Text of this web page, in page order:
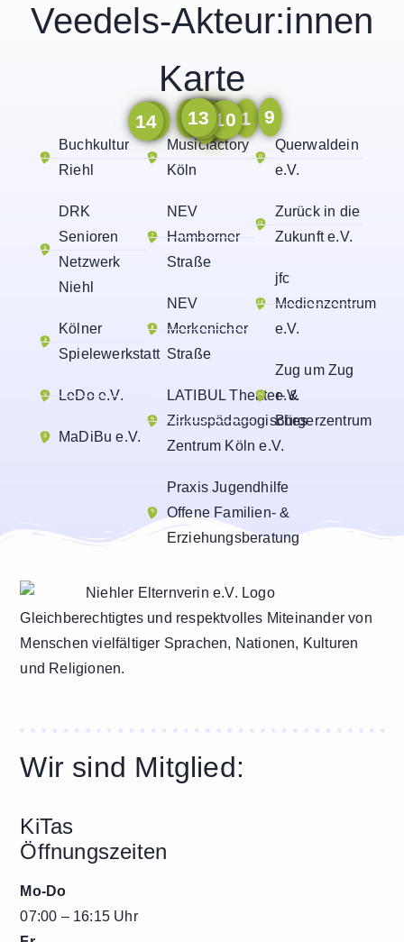
Veedels-Akteur:innen
Karte
1
2
3 4 56
7
8 9
10
11
12 13
14
Buchkultur
Riehl
DRK
Senioren
Netzwerk
Niehl
Kölner
Spielewerkstatt
LeDo e.V.
MaDiBu e.V.
Musicfactory
Köln
NEV
Hamborner
Straße
NEV
Merkenicher
Straße
LATIBUL Theater- &
Zirkuspädagogisches
Zentrum Köln e.V.
Praxis Jugendhilfe
Offene Familien- &
Erziehungsberatung
Querwaldein
e.V.
Zurück in die
Zukunft e.V.
jfc
Medienzentrum
e.V.
Zug um Zug
e.V.
Bürgerzentrum
Gleichberechtigtes und respektvolles Miteinander von
Menschen vielfältiger Sprachen, Nationen, Kulturen
und Religionen.
Wir sind Mitglied:
KiTas
Öffnungszeiten
Mo-Do
07:00 – 16:15 Uhr